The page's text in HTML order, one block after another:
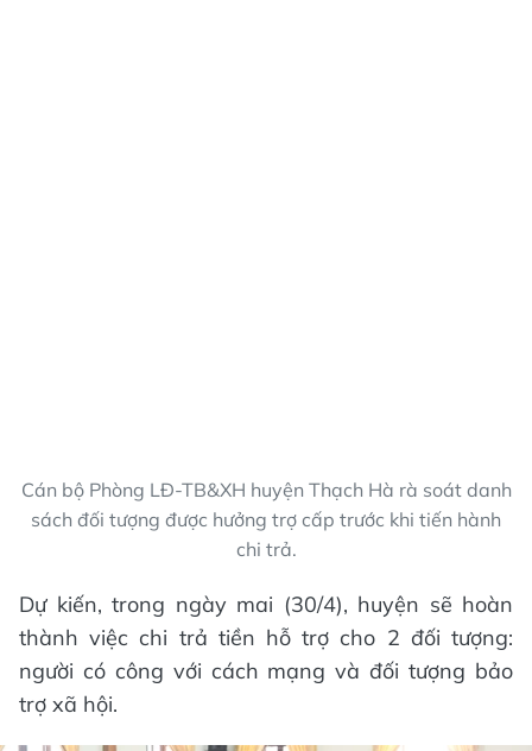
Cán bộ Phòng LĐ-TB&XH huyện Thạch Hà rà soát danh
sách đối tượng được hưởng trợ cấp trước khi tiến hành
chi trả.
Dự kiến, trong ngày mai (30/4), huyện sẽ hoàn
thành việc chi trả tiền hỗ trợ cho 2 đối tượng:
người có công với cách mạng và đối tượng bảo
trợ xã hội.